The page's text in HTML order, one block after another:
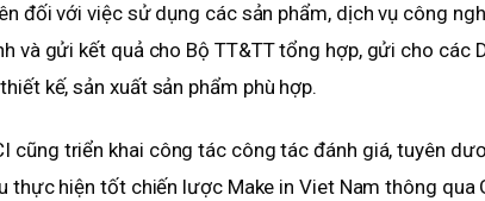
đối với việc sử dụng các sản phẩm, dịch vụ công
và gửi kết quả cho Bộ TT&TT tổng hợp, gửi cho các
kế, sản xuất sản phẩm phù hợp.
cũng triển khai công tác công tác đánh giá, tuyên
thực hiện tốt chiến lược Make in Viet Nam thông qua